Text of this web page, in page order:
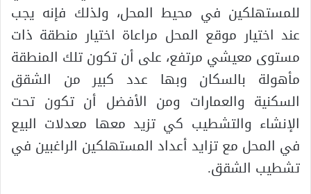
للمستهلكين في محيط المحل، ولذلك فإنه يجب
عند اختيار موقع المحل مراعاة اختيار منطقة ذات
مستوى معيشي مرتفع، على أن تكون تلك المنطقة
مأهولة بالسكان وبها عدد كبير من الشقق
السكنية والعمارات ومن الأفضل أن تكون تحت
الإنشاء والتشطيب كي تزيد معها معدلات البيع
في المحل مع تزايد أعداد المستهلكين الراغبين في
تشطيب الشقق.